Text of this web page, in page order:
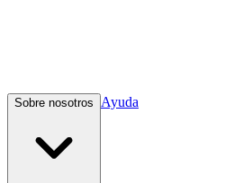
Sobre nosotros Ayuda